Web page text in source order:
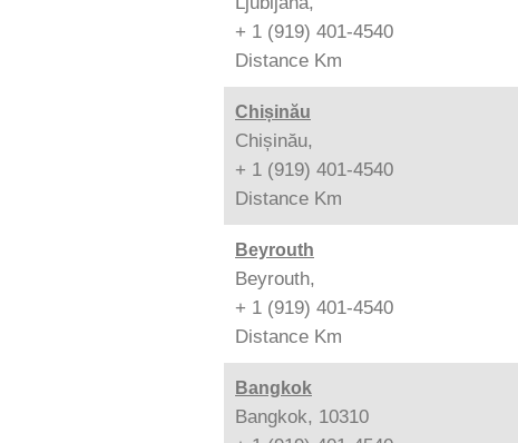
+ 1 (919) 401-4540
Distance Km
Chișinău
Chișinău,
+ 1 (919) 401-4540
Distance Km
Beyrouth
Beyrouth,
+ 1 (919) 401-4540
Distance Km
Bangkok
Bangkok, 10310